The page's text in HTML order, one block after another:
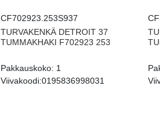
CF702923.253S937
TURVAKENKÄ DETROIT 37
TUMMAKHAKI F702923 253
Pakkauskoko: 1
Viivakoodi:0195836998031